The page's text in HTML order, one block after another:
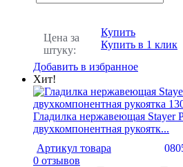
Цена за
штуку:
Купить
Купить в 1 клик
Добавить в избранное
Хит!
Гладилка нержавеющая Stayer
двухкомпонентная рукоятк...
Артикул товара
0 отзывов